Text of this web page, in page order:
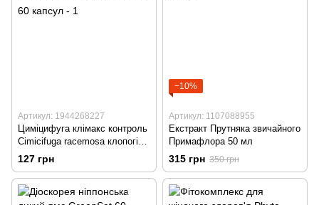
Артикул: 1944268227
Циміцифуга клімакс контроль
Cimicifuga racemosa клопогін
GreenSet 60 капсул
127 грн
−10%
Артикул: 1107088955
Екстракт Прутняка звичайного
Примафлора 50 мл
315 грн 350 грн